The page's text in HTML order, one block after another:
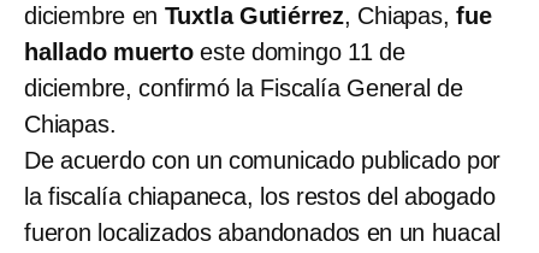
diciembre en Tuxtla Gutiérrez, Chiapas,fue
hallado muertoeste domingo 11 de
diciembre, confirmó la Fiscalía General de
Chiapas.
De acuerdo con un comunicado publicado por
la fiscalía chiapaneca, los restos del abogado
fueron localizados abandonados en un huacal